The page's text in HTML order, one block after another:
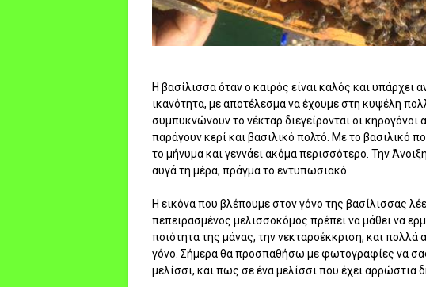
Η βασίλισσα όταν ο καιρός είναι καλός και υπάρχει
ικανότητα, με αποτέλεσμα να έχουμε στη κυψέλη
συμπυκνώνουν το νέκταρ διεγείρονται οι κηρογόνοι
παράγουν κερί και βασιλικό πολτό. Με το βασιλικό
το μήνυμα και γεννάει ακόμα περισσότερο. Την
αυγά τη μέρα, πράγμα το εντυπωσιακό.
Η εικόνα που βλέπουμε στον γόνο της βασίλισσας
πεπειρασμένος μελισσοκόμος πρέπει να μάθει να
ποιότητα της μάνας, την νεκταροέκκριση, και πολλά
γόνο. Σήμερα θα προσπαθήσω με φωτογραφίες να
μελίσσι, και πως σε ένα μελίσσι που έχει αρρώστια